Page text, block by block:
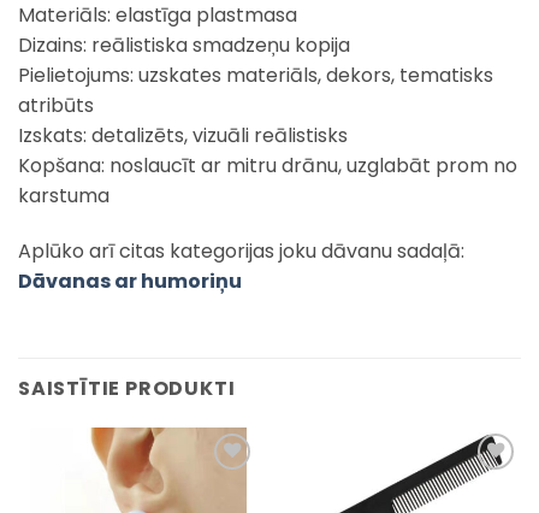
Materiāls: elastīga plastmasa
Dizains: reālistiska smadzeņu kopija
Pielietojums: uzskates materiāls, dekors, tematisks
atribūts
Izskats: detalizēts, vizuāli reālistisks
Kopšana: noslaucīt ar mitru drānu, uzglabāt prom no
karstuma
Aplūko arī citas kategorijas joku dāvanu sadaļā:
Dāvanas ar humoriņu
SAISTĪTIE PRODUKTI
Pievienot
sarakstam